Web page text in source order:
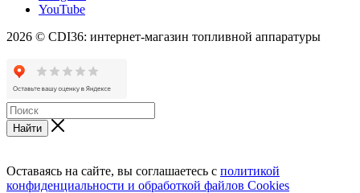
YouTube
2026 © CDI36: интернет-магазин топливной аппаратуры
Найти
Оставаясь на сайте, вы соглашаетесь с политикой
конфиденциальности и обработкой файлов Cookies